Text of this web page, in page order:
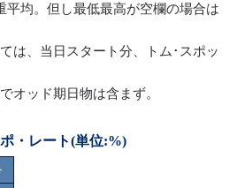
平均。但し最低最高が空欄の場合は
は、当日スタート分、トム･スポッ
オッド期日物は含まず。
・レート(単位:%)